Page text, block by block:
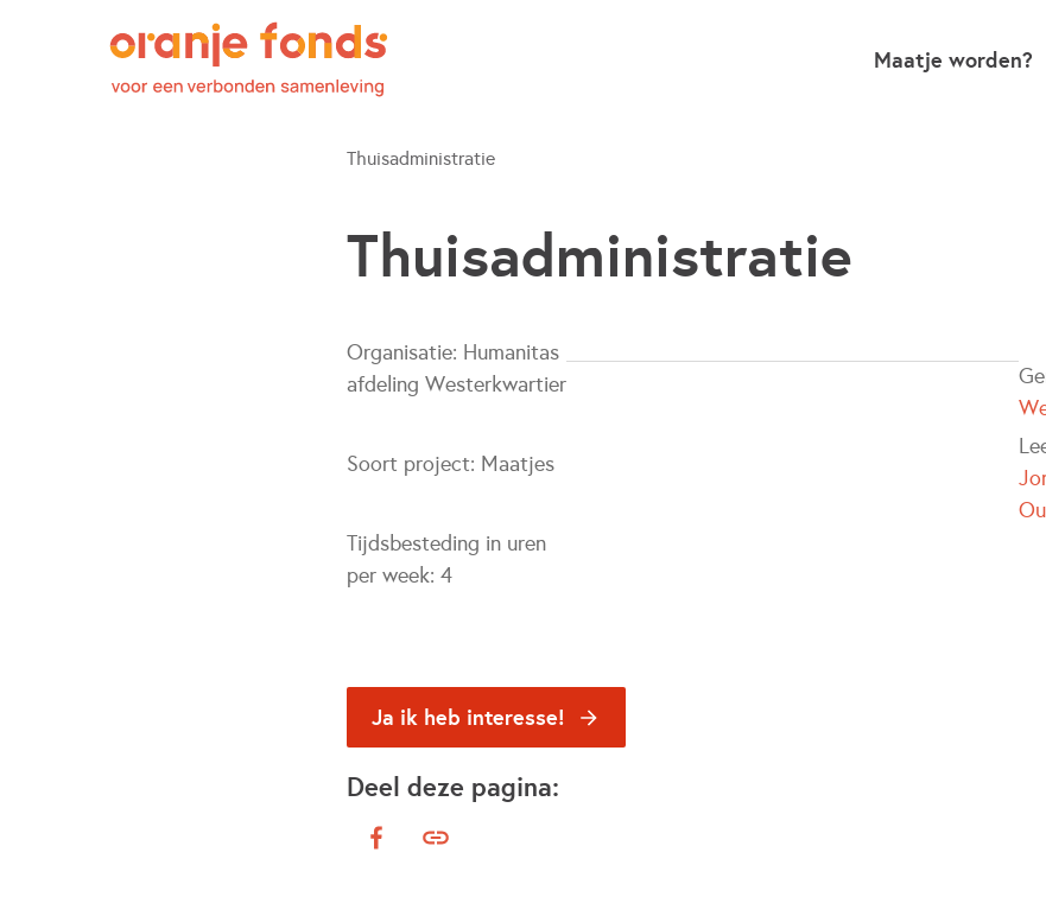
Maatje worden?
Thuisadministratie
Thuisadministratie
Organisatie: Humanitas
afdeling Westerkwartier
Soort project: Maatjes
Tijdsbesteding in uren
per week: 4
Ja ik heb interesse!
Deel deze pagina: